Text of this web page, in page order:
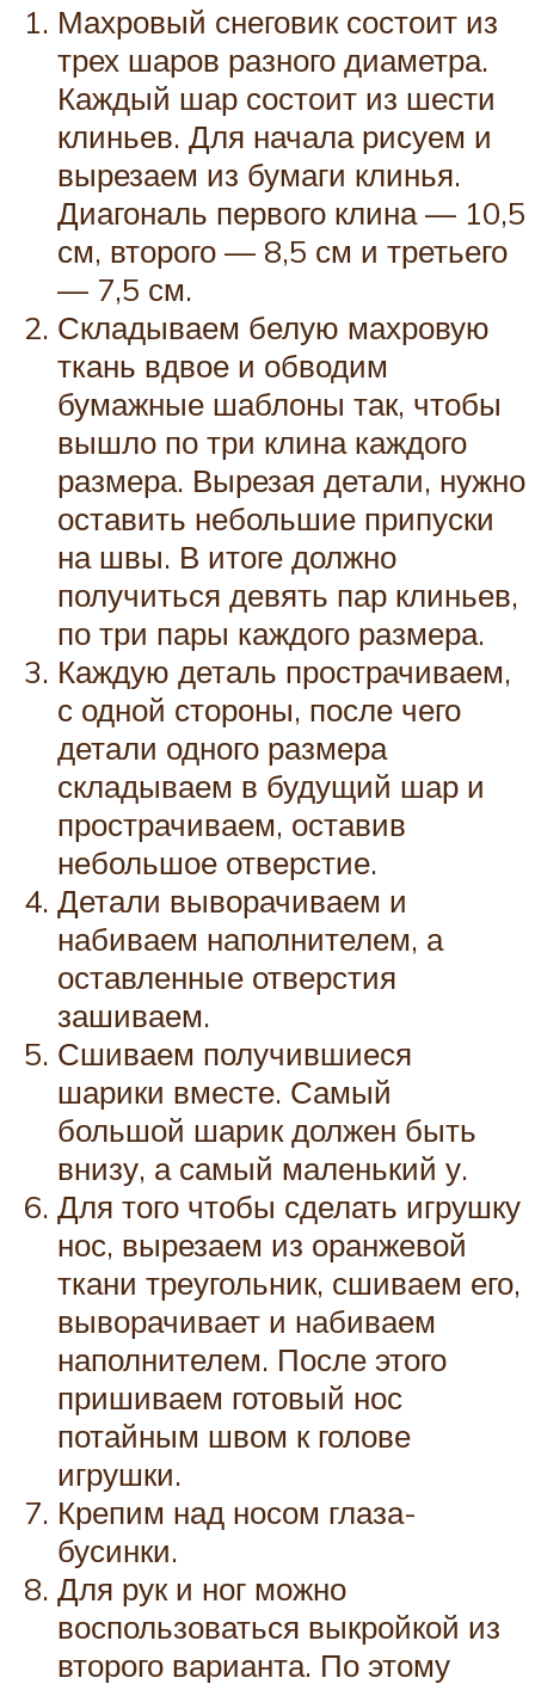
Махровый снеговик состоит из
трех шаров разного диаметра.
Каждый шар состоит из шести
клиньев. Для начала рисуем и
вырезаем из бумаги клинья.
Диагональ первого клина — 10,5
см, второго — 8,5 см и третьего
— 7,5 см.
Складываем белую махровую
ткань вдвое и обводим
бумажные шаблоны так, чтобы
вышло по три клина каждого
размера. Вырезая детали, нужно
оставить небольшие припуски
на швы. В итоге должно
получиться девять пар клиньев,
по три пары каждого размера.
Каждую деталь прострачиваем,
с одной стороны, после чего
детали одного размера
складываем в будущий шар и
прострачиваем, оставив
небольшое отверстие.
Детали выворачиваем и
набиваем наполнителем, а
оставленные отверстия
зашиваем.
Сшиваем получившиеся
шарики вместе. Самый
большой шарик должен быть
внизу, а самый маленький у.
Для того чтобы сделать игрушку
нос, вырезаем из оранжевой
ткани треугольник, сшиваем его,
выворачивает и набиваем
наполнителем. После этого
пришиваем готовый нос
потайным швом к голове
игрушки.
Крепим над носом глаза-
бусинки.
Для рук и ног можно
воспользоваться выкройкой из
второго варианта. По этому